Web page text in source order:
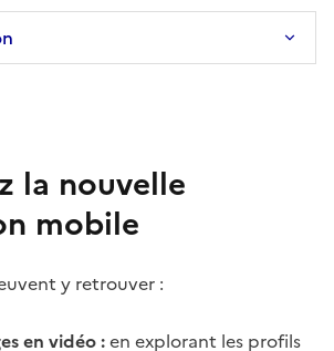
la nouvelle
mobile
y retrouver :
en vidéo :en explorant les profils